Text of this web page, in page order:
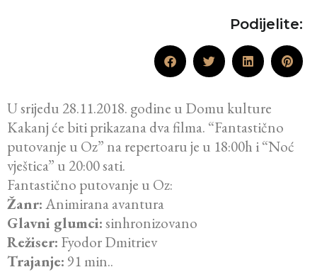
Podijelite:
U srijedu 28.11.2018. godine u Domu kulture
Kakanj će biti prikazana dva filma. “Fantastično
putovanje u Oz” na repertoaru je u 18:00h i “Noć
vještica” u 20:00 sati.
Fantastično putovanje u Oz:
Žanr:Animirana avantura
Glavni glumci:sinhronizovano
Režiser: Fyodor Dmitriev
Trajanje: 91 min..